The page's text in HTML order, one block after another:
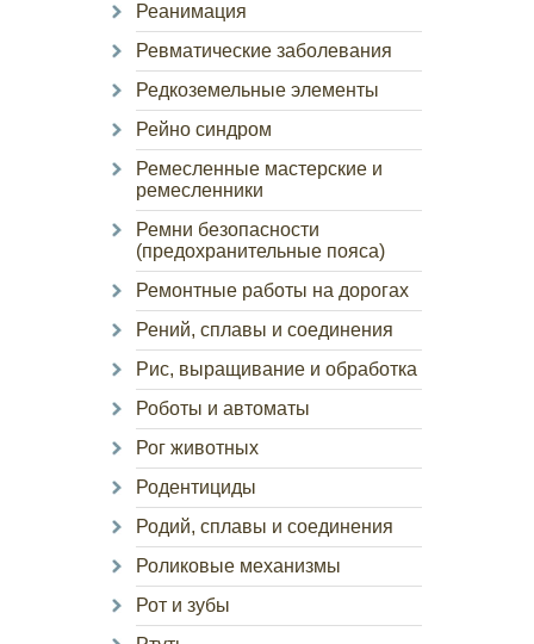
Реанимация
Ревматические заболевания
Редкоземельные элементы
Рейно синдром
Ремесленные мастерские и
ремесленники
Ремни безопасности
(предохранительные пояса)
Ремонтные работы на дорогах
Рений, сплавы и соединения
Рис, выращивание и обработка
Роботы и автоматы
Рог животных
Родентициды
Родий, сплавы и соединения
Роликовые механизмы
Рот и зубы